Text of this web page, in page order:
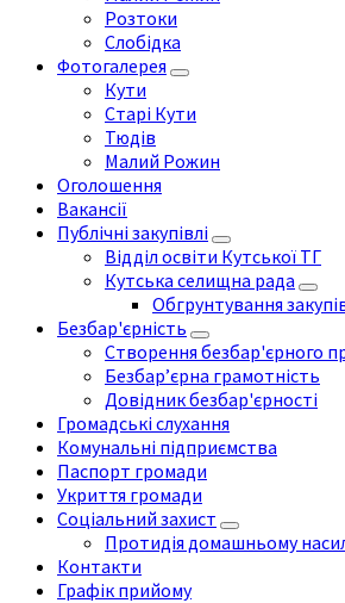
Розтоки
Слобідка
Фотогалерея
Кути
Старі Кути
Тюдів
Малий Рожин
Оголошення
Вакансії
Публічні закупівлі
Відділ освіти Кутської ТГ
Кутська селищна рада
Обгрунтування
Безбар'єрність
Створення безбар'єрного
Безбар’єрна грамотність
Довідник безбар'єрності
Громадські слухання
Комунальні підприємства
Паспорт громади
Укриття громади
Соціальний захист
Протидія домашньому
Контакти
Графік прийому